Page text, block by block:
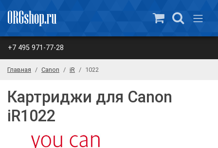
+7 495 971-77-28
Главная Canon iR 1022
Картриджи для Canon
iR1022